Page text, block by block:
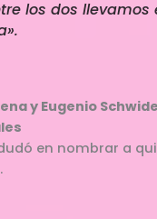
los dos llevamos
y Eugenio
en nombrar a